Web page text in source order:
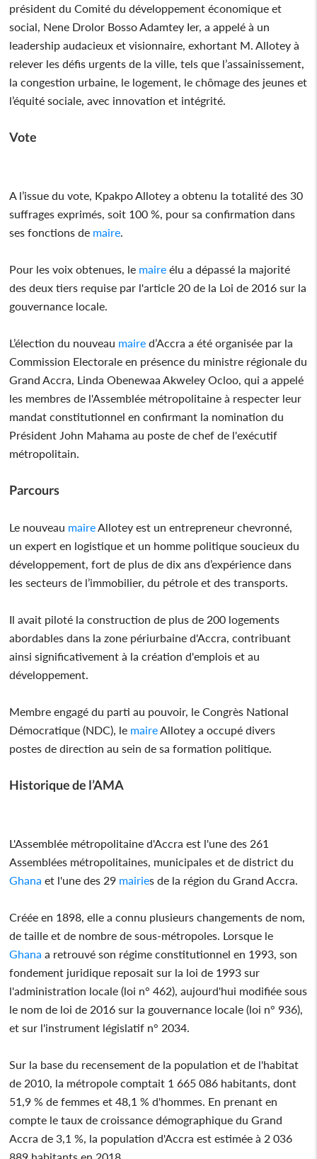
président du Comité du développement économique et
social, Nene Drolor Bosso Adamtey Ier, a appelé à un
leadership audacieux et visionnaire, exhortant M. Allotey à
relever les défis urgents de la ville, tels que l’assainissement,
la congestion urbaine, le logement, le chômage des jeunes et
l’équité sociale, avec innovation et intégrité.
Vote
A l’issue du vote, Kpakpo Allotey a obtenu la totalité des 30
suffrages exprimés, soit 100 %, pour sa confirmation dans
ses fonctions de maire.
Pour les voix obtenues, le maire élu a dépassé la majorité
des deux tiers requise par l'article 20 de la Loi de 2016 sur la
gouvernance locale.
L’élection du nouveau maire d’Accra a été organisée par la
Commission Electorale en présence du ministre régionale du
Grand Accra, Linda Obenewaa Akweley Ocloo, qui a appelé
les membres de l'Assemblée métropolitaine à respecter leur
mandat constitutionnel en confirmant la nomination du
Président John Mahama au poste de chef de l'exécutif
métropolitain.
Parcours
Le nouveau maireAllotey est un entrepreneur chevronné,
un expert en logistique et un homme politique soucieux du
développement, fort de plus de dix ans d’expérience dans
les secteurs de l’immobilier, du pétrole et des transports.
Il avait piloté la construction de plus de 200 logements
abordables dans la zone périurbaine d'Accra, contribuant
ainsi significativement à la création d'emplois et au
développement.
Membre engagé du parti au pouvoir, le Congrès National
Démocratique (NDC), le maireAllotey a occupé divers
postes de direction au sein de sa formation politique.
Historique de l’AMA
L'Assemblée métropolitaine d'Accra est l'une des 261
Assemblées métropolitaines, municipales et de district du
Ghana et l'une des 29 mairies de la région du Grand Accra.
Créée en 1898, elle a connu plusieurs changements de nom,
de taille et de nombre de sous-métropoles. Lorsque le
Ghana a retrouvé son régime constitutionnel en 1993, son
fondement juridique reposait sur la loi de 1993 sur
l'administration locale (loi n° 462), aujourd'hui modifiée sous
le nom de loi de 2016 sur la gouvernance locale (loi n° 936),
et sur l'instrument législatif n° 2034.
Sur la base du recensement de la population et de l'habitat
de 2010, la métropole comptait 1 665 086 habitants, dont
51,9 % de femmes et 48,1 % d'hommes. En prenant en
compte le taux de croissance démographique du Grand
Accra de 3,1 %, la population d'Accra est estimée à 2 036